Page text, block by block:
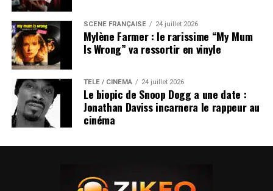
SCÈNE FRANÇAISE 24 juillet 2026
Mylène Farmer : le rarissime “My Mum
Is Wrong” va ressortir en vinyle
TÉLÉ / CINÉMA 24 juillet 2026
Le biopic de Snoop Dogg a une date :
Jonathan Daviss incarnera le rappeur au
cinéma